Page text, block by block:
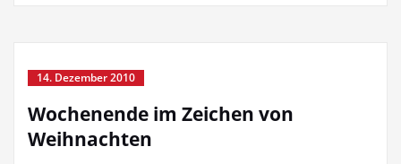
14. Dezember 2010
Wochenende im Zeichen von
Weihnachten